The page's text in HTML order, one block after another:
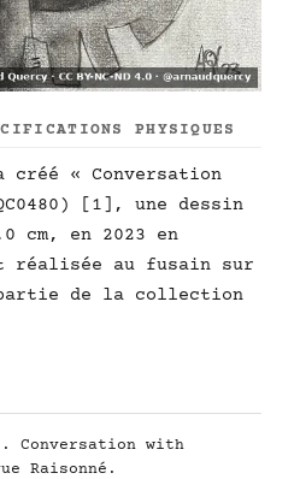
PHYSIQUES
créé « Conversation
[1], une dessin
cm, en 2023 en
réalisée au fusain sur
de la collection
Conversation with
Raisonné.